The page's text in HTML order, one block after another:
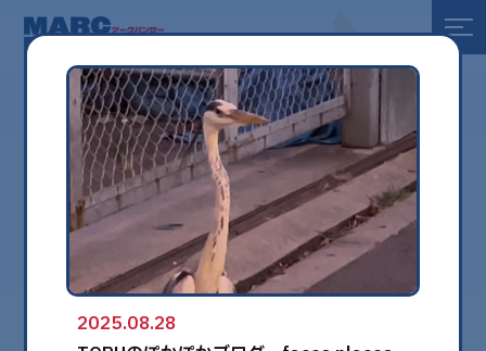
全て
健康
美容
環境
globe
2025.08.28